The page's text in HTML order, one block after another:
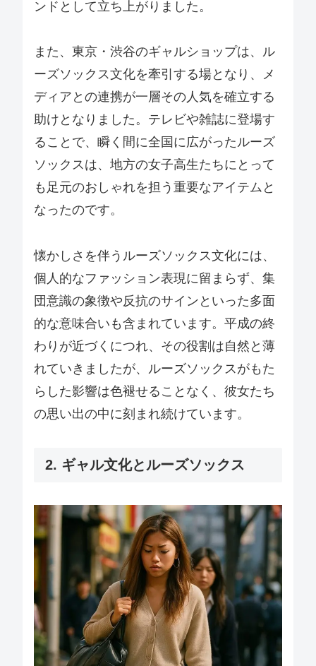
ンドとして立ち上がりました。
また、東京・渋谷のギャルショップは、ル
ーズソックス文化を牽引する場となり、メ
ディアとの連携が一層その人気を確立する
助けとなりました。テレビや雑誌に登場す
ることで、瞬く間に全国に広がったルーズ
ソックスは、地方の女子高生たちにとって
も足元のおしゃれを担う重要なアイテムと
なったのです。
懐かしさを伴うルーズソックス文化には、
個人的なファッション表現に留まらず、集
団意識の象徴や反抗のサインといった多面
的な意味合いも含まれています。平成の終
わりが近づくにつれ、その役割は自然と薄
れていきましたが、ルーズソックスがもた
らした影響は色褪せることなく、彼女たち
の思い出の中に刻まれ続けています。
2. ギャル文化とルーズソックス